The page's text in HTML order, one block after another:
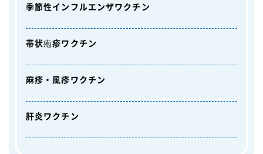
季節性インフルエンザワクチン
帯状疱疹ワクチン
麻疹・風疹ワクチン
肝炎ワクチン